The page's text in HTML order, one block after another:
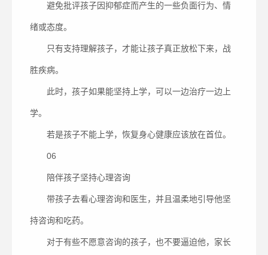
避免批评孩子因抑郁症而产生的一些负面行为、情
绪或态度。
只有支持理解孩子，才能让孩子真正放松下来，战
胜疾病。
此时，孩子如果能坚持上学，可以一边治疗一边上
学。
若是孩子不能上学，恢复身心健康应该放在首位。
06
陪伴孩子坚持心理咨询
带孩子去看心理咨询和医生，并且温柔地引导他坚
持咨询和吃药。
对于有些不愿意咨询的孩子，也不要逼迫他，家长